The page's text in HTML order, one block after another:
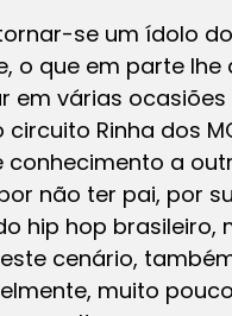
se um ídolo
, o que em parte lhe
em várias
Rinha dos
conhecimento a
não ter pai, por
hip hop brasileiro,
cenário,
muito